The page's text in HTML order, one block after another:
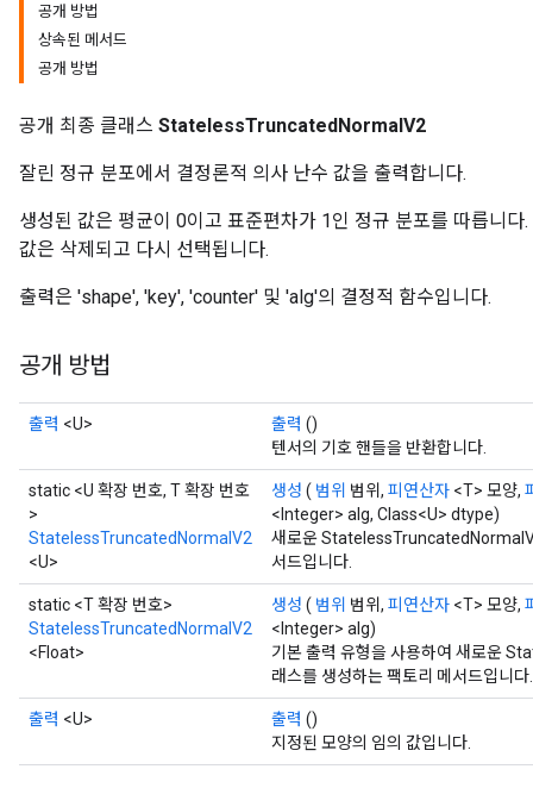
공개 방법
상속된 메서드
공개 방법
공개 최종 클래스 StatelessTruncatedNormalV2
잘린 정규 분포에서 결정론적 의사 난수 값을 출력합니다.
생성된 값은 평균이 0이고 표준편차가 1인 정규 분포를 따릅니
값은 삭제되고 다시 선택됩니다.
출력은 'shape', 'key', 'counter' 및 'alg'의 결정적 함수입니다.
공개 방법
출력 <U> 출력 ()
텐서의 기호 핸들을 반환합니다.
static <U 확장 번호, T 확장 번호
>
StatelessTruncatedNormalV2
<U>
생성 ( 범위 범위, 피연산자 <T> 모양,
<Integer> alg, Class<U> dtype)
새로운
서드입니다.
static <T 확장 번호>
StatelessTruncatedNormalV2
<Float>
생성 ( 범위 범위, 피연산자 <T> 모양,
<Integer> alg)
기본 출력 유형을 사용하여 새로운
래스를 생성하는 팩토리 메서드입니다.
출력 <U> 출력 ()
지정된 모양의 임의 값입니다.